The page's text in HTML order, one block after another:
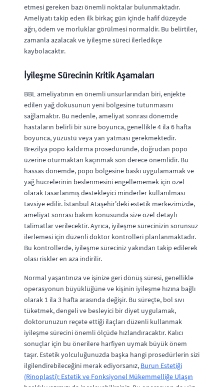
etmesi gereken bazı önemli noktalar bulunmaktadır.
Ameliyatı takip eden ilk birkaç gün içinde hafif düzeyde
ağrı, ödem ve morluklar görülmesi normaldir. Bu belirtiler,
zamanla azalacak ve iyileşme süreci ilerledikçe
kaybolacaktır.
İyileşme Sürecinin Kritik Aşamaları
BBL ameliyatının en önemli unsurlarından biri, enjekte
edilen yağ dokusunun yeni bölgesine tutunmasını
sağlamaktır. Bu nedenle, ameliyat sonrası dönemde
hastaların belirli bir süre boyunca, genellikle 4 ila 6 hafta
boyunca, yüzüstü veya yan yatması gerekmektedir.
Brezilya popo kaldırma prosedüründe, doğrudan popo
üzerine oturmaktan kaçınmak son derece önemlidir. Bu
hassas dönemde, popo bölgesine baskı uygulamamak ve
yağ hücrelerinin beslenmesini engellememek için özel
olarak tasarlanmış destekleyici minderler kullanılması
tavsiye edilir. İstanbul Ataşehir'deki estetik merkezimizde,
ameliyat sonrası bakım konusunda size özel detaylı
talimatlar verilecektir. Ayrıca, iyileşme sürecinizin sorunsuz
ilerlemesi için düzenli doktor kontrolleri planlanmaktadır.
Bu kontrollerde, iyileşme süreciniz yakından takip edilerek
olası riskler en aza indirilir.
Normal yaşantınıza ve işinize geri dönüş süresi, genellikle
operasyonun büyüklüğüne ve kişinin iyileşme hızına bağlı
olarak 1 ila 3 hafta arasında değişir. Bu süreçte, bol sıvı
tüketmek, dengeli ve besleyici bir diyet uygulamak,
doktorunuzun reçete ettiği ilaçları düzenli kullanmak
iyileşme sürecini önemli ölçüde hızlandıracaktır. Kalıcı
sonuçlar için bu önerilere harfiyen uymak büyük önem
taşır. Estetik yolculuğunuzda başka hangi prosedürlerin sizi
ilgilendirebileceğini merak ediyorsanız, Burun Estetiği
(Rinoplasti): Estetik ve Fonksiyonel Mükemmelliğe Ulaşın